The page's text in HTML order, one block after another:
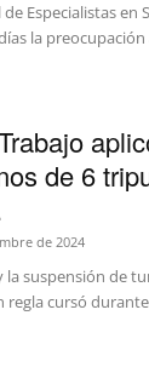
Especialistas
la
de 6
de 2024
la suspensión de
regla cursó